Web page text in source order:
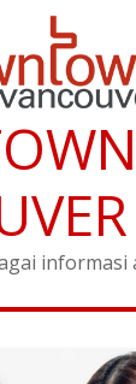
informasi